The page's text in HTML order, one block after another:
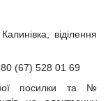
віділення
(67) 528 01 69
посилки та №